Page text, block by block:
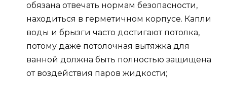
обязана отвечать нормам безопасности,
находиться в герметичном корпусе. Капли
воды и брызги часто достигают потолка,
потому даже потолочная вытяжка для
ванной должна быть полностью защищена
от воздействия паров жидкости;